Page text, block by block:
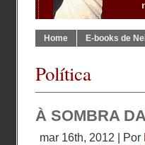
Home E-books de
Política
À SOMBRA
mar 16th, 2012 | Por